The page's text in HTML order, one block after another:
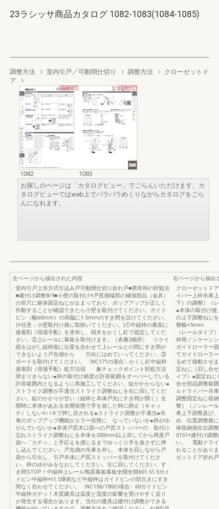
23ラシッサ商品カタログ 1082-1083(1084-1085)
調整方法 室内引戸／可動間仕切り 調整方法
クローゼットド
ア
1082
1083
お探しのページは「カタログビュー」でごらんいただけます。カ
タログビューではweb上でパラパラめくりながらカタログをごら
んになれます。
左ページから抽出された内容
室内引戸上吊方式引込み戸可動間仕切り折れ戸■異常時の対処法
■建付け調整8/9■小壁の取付け※戸尻側端部の補強部品（金具）
の長穴に躯体固定ねじが止まっており、ポップアップが正しく
作動することが確認できたら小壁を取付けてください。ガイド
ピン（幅60mm）の両脇に1.5mmのすき間を設けてください。
(※任意：小壁取付け後に取除いてください。)①中縦枠の裏面に
接着剤（現場手配）を塗布し、桟木をかくし釘で固定してくだ
さい。②上レールに幕板を取付けます。（表裏2個所） リケイ
紙をはがし縦枠面に位置を合わせて上レールとの間にすき間が
できないよう戸先側から 方向にはめていってください。③
ボードを取付けてください。〈NC171の場合〉かくし釘中縦枠
接着剤（現場手配）処方法現 象チェックポイント対処方法
閉まりきらない●枠の取付け精度が許容範囲をオーバーしている
許容範囲内となるように再施工してください。錠がかからない●
ストライク調整が不適当ストライク調整ねじを右に回してくだ
さい。錠のかかりが甘い（縦枠と本体戸先にすき間が開く）全
開時に本体があおる全開状態で手を放した時に静止（キャッ
チ）しない※バネで押し戻される●ストライク調整が不適当●吊
車のポップアップ機能がエラー状態に なっていないか●枠がゆ
がんでいないか●本体戸尻木口面への戸尻ストッパーの 取付け
忘れストライク調整ねじを本体を200mm以上戻してから再度戸
袋へ「カチッ」と手応えを感じるまでゆっくり手を放さずに押
し込んでください。戸先側の吊車を外し、本体を回しながら戸
袋から引出し、引戸本体に戸尻ストッパーを取付けてくださ
い。枠のゆがみをなおしてください。左に回してください。す
き間STOP！中縦枠上レール鴨居幕板幕板全開全開601.51.5ガイ
ドピン中縦枠※t1.5厚紙など中縦枠はガイドピンの切欠きにすき
間なく合わせてください。〈NC156/180の場合〉60ガイドピン
中縦枠ガチッ！木質建具は温度と湿度の影響を受けやすく反り
が発生する場合があります。当社の建具は建付け調整ができる
右ページから抽出
クローゼットド
イバー上枠吊車
下）の調整］（
●本体の取付け後
の上下調整ねじ
整幅+5mm －
（レールタイプ
枠用ノンケーシ
ガイドローラー
てガイドローラ
るめて移動させ
定ねじ［召し合
イプ）●固定ねじ
合せ部品調整範
ルドライバー吊
調整固定ねじ収
整］（ノンレー
車上下調整及び
め、位置調整後
体収納側左右調
0151※建付け調
い。 電動ドライ
れることがあり
ゼットドア折れ